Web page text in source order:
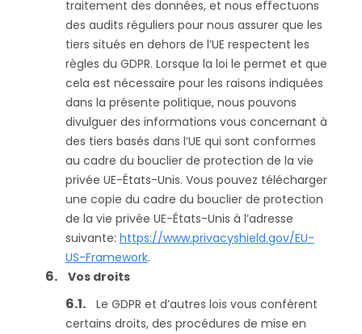
traitement des données, et nous effectuons
des audits réguliers pour nous assurer que les
tiers situés en dehors de l’UE respectent les
règles du GDPR. Lorsque la loi le permet et que
cela est nécessaire pour les raisons indiquées
dans la présente politique, nous pouvons
divulguer des informations vous concernant à
des tiers basés dans l’UE qui sont conformes
au cadre du bouclier de protection de la vie
privée UE-États-Unis. Vous pouvez télécharger
une copie du cadre du bouclier de protection
de la vie privée UE-États-Unis à l’adresse
suivante: https://www.privacyshield.gov/EU-
US-Framework.
Vos droits
Le GDPR et d’autres lois vous confèrent
certains droits, des procédures de mise en